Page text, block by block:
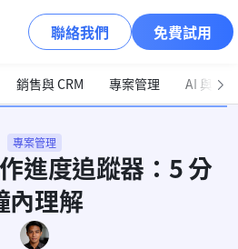
聯絡我們 免費試用
銷售與 CRM 專案管理 AI 與自
專案管理
進度追蹤器：5 分
內理解